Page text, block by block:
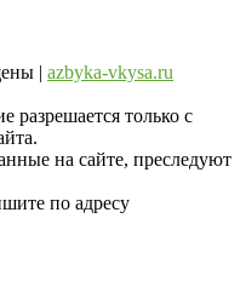
| azbyka-vkysa.ru
разрешается только с
на сайте, преследуют
по адресу